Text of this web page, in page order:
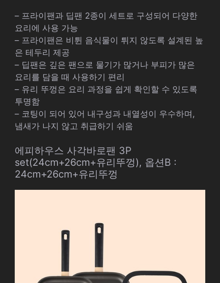
– 프라이팬과 딥팬 2종이 세트로 구성되어 다양한
요리에 사용 가능
– 프라이팬은 비튄 음식물이 튀지 않도록 설계된 높
은 테두리 제공
– 딥팬은 깊은 팬으로 물기가 많거나 부피가 많은
요리를 담을 때 사용하기 편리
– 유리 뚜껑은 요리 과정을 쉽게 확인할 수 있도록
투명함
– 코팅이 되어 있어 내구성과 내열성이 우수하며,
냄새가 나지 않고 취급하기 쉬움
에피하우스 사각바로팬 3P
set(24cm+26cm+유리뚜껑), 옵션B :
24cm+26cm+유리뚜껑